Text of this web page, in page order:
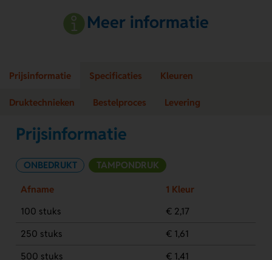
Meer informatie
Prijsinformatie Specificaties Kleuren
Druktechnieken Bestelproces Levering
Prijsinformatie
ONBEDRUKT TAMPONDRUK
Afname
1 Kleur
100 stuks
€ 2,17
250 stuks
€ 1,61
500 stuks
€ 1,41